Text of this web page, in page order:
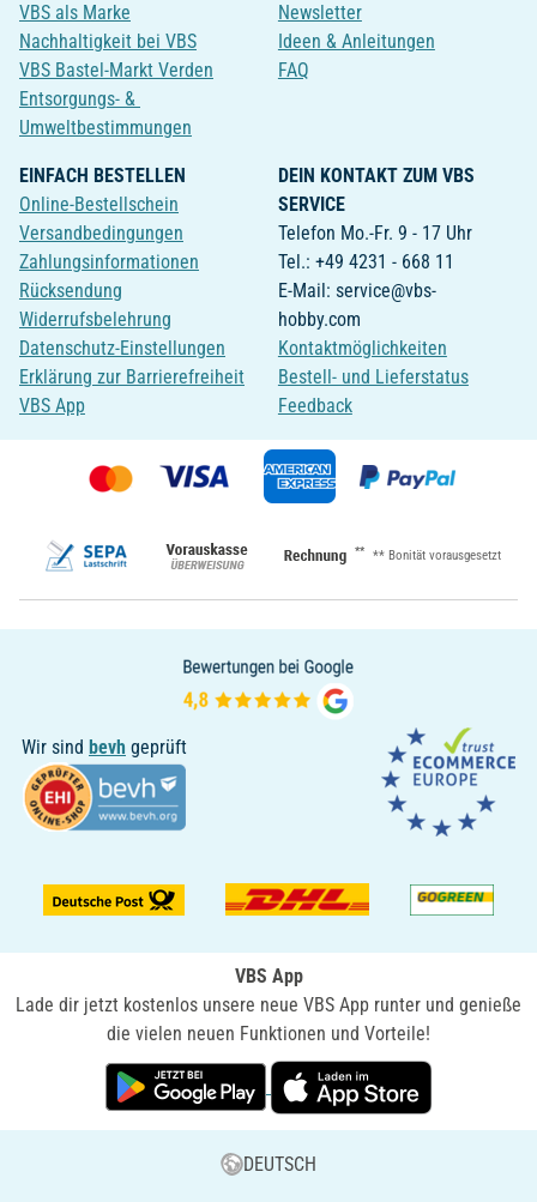
VBS als Marke
Nachhaltigkeit bei VBS
VBS Bastel-Markt Verden
Entsorgungs- &
Umweltbestimmungen
Newsletter
Ideen & Anleitungen
FAQ
EINFACH BESTELLEN
Online-Bestellschein
Versandbedingungen
Zahlungsinformationen
Rücksendung
Widerrufsbelehrung
Datenschutz-Einstellungen
Erklärung zur Barrierefreiheit
VBS App
DEIN KONTAKT ZUM VBS
SERVICE
Telefon Mo.-Fr. 9 - 17 Uhr
Tel.: +49 4231 - 668 11
E-Mail: service@vbs-
hobby.com
Kontaktmöglichkeiten
Bestell- und Lieferstatus
Feedback
** ** Bonität vorausgesetzt
Wir sind bevh geprüft
VBS App
Lade dir jetzt kostenlos unsere neue VBS App runter und genieße
die vielen neuen Funktionen und Vorteile!
DEUTSCH